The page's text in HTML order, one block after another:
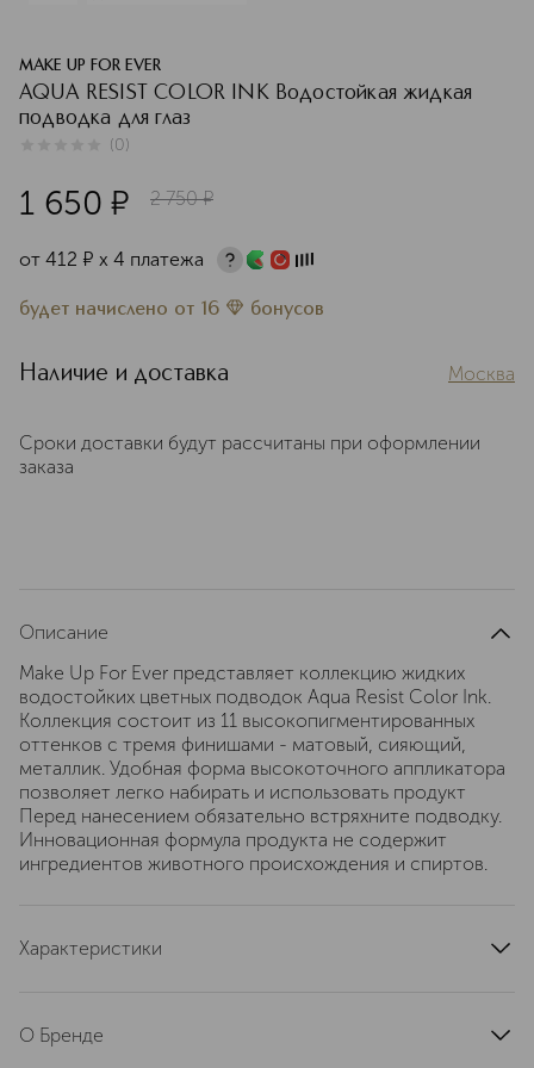
MAKE UP FOR EVER
AQUA RESIST COLOR INK Водостойкая жидкая
подводка для глаз
(0)
1 650 ¤ 2 750 ¤
от 412 ¤ х 4 платежа
будет начислено от 16 бонусов
Наличие и доставка Москва
Сроки доставки будут рассчитаны при оформлении
заказа
Описание
Make Up For Ever представляет коллекцию жидких
водостойких цветных подводок Aqua Resist Color Ink.
Коллекция состоит из 11 высокопигментированных
оттенков с тремя финишами - матовый, сияющий,
металлик. Удобная форма высокоточного аппликатора
позволяет легко набирать и использовать продукт
Перед нанесением обязательно встряхните подводку.
Инновационная формула продукта не содержит
ингредиентов животного происхождения и спиртов.
Характеристики
О Бренде